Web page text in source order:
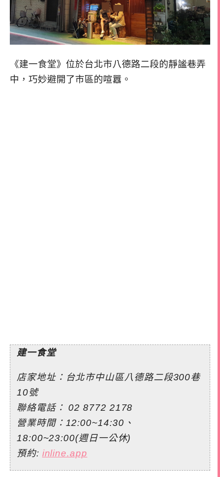
《建一食堂》位於台北市八德路二段的靜謐巷弄
中，巧妙避開了市區的喧囂。
建一食堂
店家地址：台北市中山區八德路二段300巷
10號
聯絡電話： 02 8772 2178
營業時間：12:00~14:30、
18:00~23:00(週日一公休)
預約: inline.app